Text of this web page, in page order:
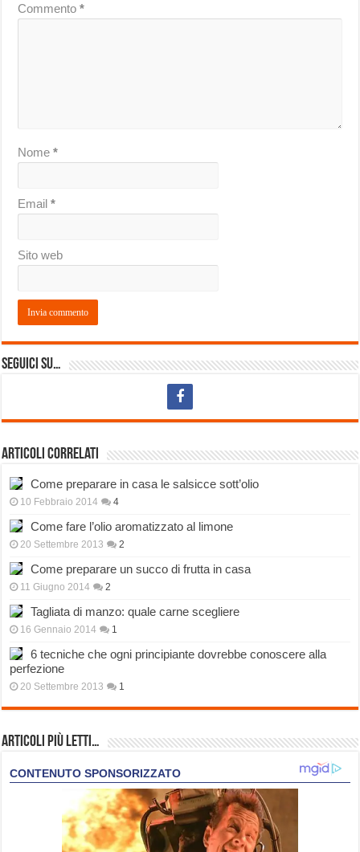
Commento*
Nome*
Email*
Sito web
Seguici su…
Articoli correlati
Come preparare in casa le salsicce sott’olio
10 Febbraio 2014 4
Come fare l’olio aromatizzato al limone
20 Settembre 2013 2
Come preparare un succo di frutta in casa
11 Giugno 2014 2
Tagliata di manzo: quale carne scegliere
16 Gennaio 2014 1
6 tecniche che ogni principiante dovrebbe conoscere alla
perfezione
20 Settembre 2013 1
Articoli più Letti…